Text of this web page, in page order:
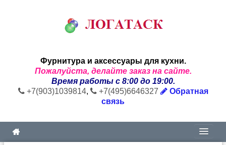
Фурнитура и аксессуары для кухни.
Пожалуйста, делайте заказ на сайте.
Время работы с 8:00 до 19:00.
+7(903)1039814, +7(495)6646327
Обратная
связь